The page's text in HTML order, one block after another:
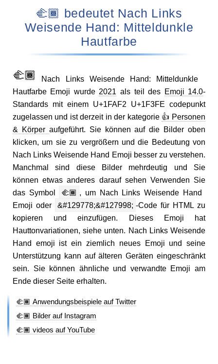
🫲🏾 bedeutet Nach Links
Weisende Hand: Mitteldunkle
Hautfarbe
🫲🏾
Nach Links Weisende Hand: Mitteldunkle
Hautfarbe Emoji wurde 2021 als teil des Emoji 14.0-
Standards mit einem U+1FAF2 U+1F3FE codepunkt
zugelassen und ist derzeit in der kategorie 👍 Personen
& Körper aufgeführt. Sie können auf die Bilder oben
klicken, um sie zu vergrößern und die Bedeutung von
Nach Links Weisende Hand Emoji besser zu verstehen.
Manchmal sind diese Bilder mehrdeutig und Sie
können etwas anderes darauf sehen Verwenden Sie
das Symbol
🫲🏾 , um Nach Links Weisende Hand
Emoji oder
&#129778;&#127998; -Code für HTML zu
kopieren und einzufügen. Dieses Emoji hat
Hauttonvariationen, siehe unten. Nach Links Weisende
Hand emoji ist ein ziemlich neues Emoji und seine
Unterstützung kann auf älteren Geräten eingeschränkt
sein. Sie können ähnliche und verwandte Emoji am
Ende dieser Seite erhalten.
🫲🏾 Anwendungsbeispiele auf Twitter
🫲🏾 Bilder auf Instagram
🫲🏾 videos auf YouTube